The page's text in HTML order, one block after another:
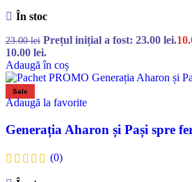
În stoc
23.00lei Prețul inițial a fost: 23.00 lei.
10.00 lei.
Adaugă în coș
Sale
Adaugă la favorite
Generația Aharon și Pași spre
(0)